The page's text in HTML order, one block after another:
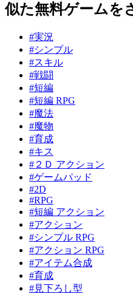
似た無料ゲームを
#実況
#シンプル
#スキル
#戦闘
#短編
#短編 RPG
#魔法
#魔物
#育成
#キス
#２Ｄ アクション
#ゲームパッド
#2D
#RPG
#短編 アクション
#アクション
#シンプル RPG
#アクション RPG
#アイテム合成
#育成
#見下ろし型